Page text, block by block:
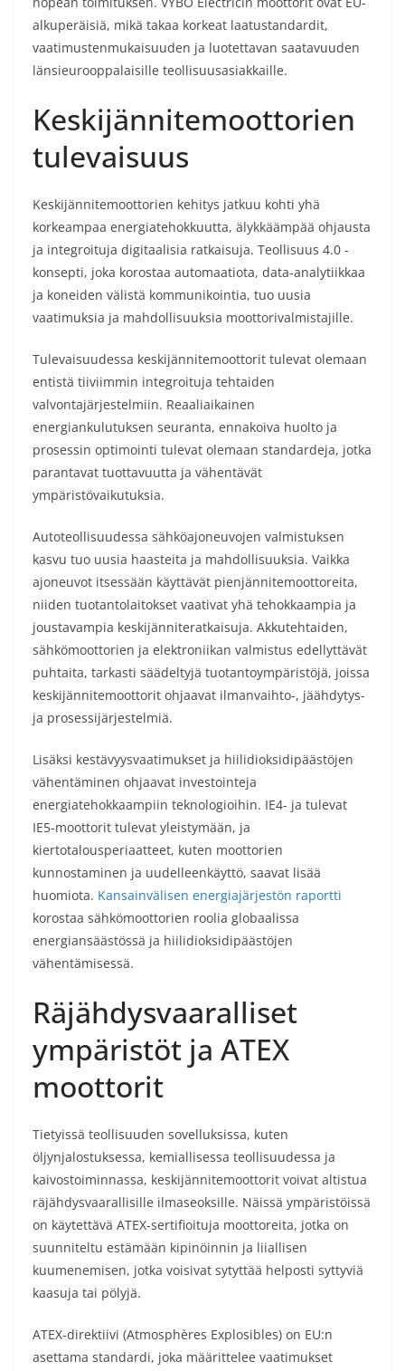
alkuperäisiä, mikä takaa korkeat laatustandardit,
vaatimustenmukaisuuden ja luotettavan saatavuuden
länsieurooppalaisille teollisuusasiakkaille.
Keskijännitemoottorien
tulevaisuus
Keskijännitemoottorien kehitys jatkuu kohti yhä
korkeampaa energiatehokkuutta, älykkäämpää ohjausta
ja integroituja digitaalisia ratkaisuja. Teollisuus 4.0 -
konsepti, joka korostaa automaatiota, data-analytiikkaa
ja koneiden välistä kommunikointia, tuo uusia
vaatimuksia ja mahdollisuuksia moottorivalmistajille.
Tulevaisuudessa keskijännitemoottorit tulevat olemaan
entistä tiiviimmin integroituja tehtaiden
valvontajärjestelmiin. Reaaliaikainen
energiankulutuksen seuranta, ennakoiva huolto ja
prosessin optimointi tulevat olemaan standardeja, jotka
parantavat tuottavuutta ja vähentävät
ympäristövaikutuksia.
Autoteollisuudessa sähköajoneuvojen valmistuksen
kasvu tuo uusia haasteita ja mahdollisuuksia. Vaikka
ajoneuvot itsessään käyttävät pienjännitemoottoreita,
niiden tuotantolaitokset vaativat yhä tehokkaampia ja
joustavampia keskijänniteratkaisuja. Akkutehtaiden,
sähkömoottorien ja elektroniikan valmistus edellyttävät
puhtaita, tarkasti säädeltyjä tuotantoympäristöjä, joissa
keskijännitemoottorit ohjaavat ilmanvaihto-, jäähdytys-
ja prosessijärjestelmiä.
Lisäksi kestävyysvaatimukset ja hiilidioksidipäästöjen
vähentäminen ohjaavat investointeja
energiatehokkaampiin teknologioihin. IE4- ja tulevat
IE5-moottorit tulevat yleistymään, ja
kiertotalousperiaatteet, kuten moottorien
kunnostaminen ja uudelleenkäyttö, saavat lisää
huomiota. Kansainvälisen energiajärjestön raportti
korostaa sähkömoottorien roolia globaalissa
energiansäästössä ja hiilidioksidipäästöjen
vähentämisessä.
Räjähdysvaaralliset
ympäristöt ja ATEX
moottorit
Tietyissä teollisuuden sovelluksissa, kuten
öljynjalostuksessa, kemiallisessa teollisuudessa ja
kaivostoiminnassa, keskijännitemoottorit voivat altistua
räjähdysvaarallisille ilmaseoksille. Näissä ympäristöissä
on käytettävä ATEX-sertifioituja moottoreita, jotka on
suunniteltu estämään kipinöinnin ja liiallisen
kuumenemisen, jotka voisivat sytyttää helposti syttyviä
kaasuja tai pölyjä.
ATEX-direktiivi (Atmosphères Explosibles) on EU:n
asettama standardi, joka määrittelee vaatimukset